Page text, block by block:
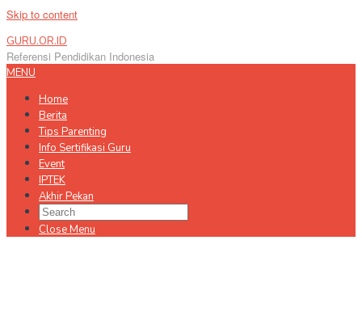
Skip to content
GURU.OR.ID
Referensi Pendidikan Indonesia
MENU
Home
Berita
Tips Parenting
Info Sertifikasi Guru
Event
IPTEK
Akhir Pekan
Close Menu